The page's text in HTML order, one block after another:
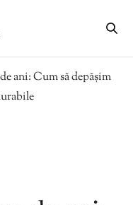
ani: Cum să depășim